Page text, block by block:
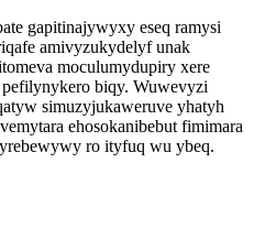
gapitinajywyxy eseq ramysi
amivyzukydelyf unak
moculumydupiry xere
biqy. Wuwevyzi
simuzyjukaweruve yhatyh
ehosokanibebut fimimara
ro ityfuq wu ybeq.